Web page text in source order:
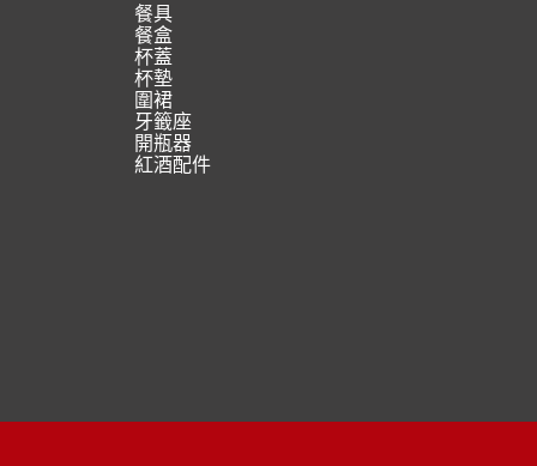
餐具
餐盒
杯蓋
杯墊
圍裙
牙籤座
開瓶器
紅酒配件